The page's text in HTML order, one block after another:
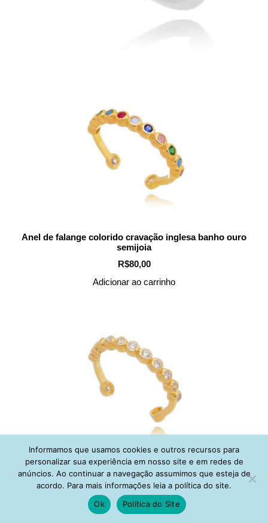
Anel de falange colorido cravação inglesa banho ouro
semijoia
R$80,00
Adicionar ao carrinho
Anel de falange cravação inglesa fosca zirconias dourado
semijoia
R$80,00
Adicionar ao carrinho
Informamos que usamos cookies e outros recursos para
personalizar sua experiência em nosso site e em redes de
anúncios. Ao continuar a navegação assumimos que esteja de
acordo. Para mais informações leia a política do site.
Ok
Política do Site